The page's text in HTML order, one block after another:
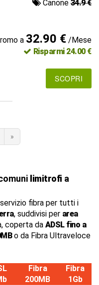
Canone 34.9 €
a 32.90 €/Mese
Risparmi 24.00 €
SCOPRI
»
limitrofi a
fibra per tutti i
, suddivisi per area
coperta da ADSL fino a
o da Fibra Ultraveloce
Fibra
200MB
Fibra
1Gb